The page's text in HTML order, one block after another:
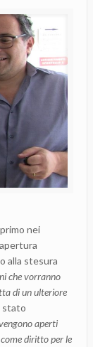
nei
alla stesura
che vorranno
di un ulteriore
stato
aperti
diritto per le